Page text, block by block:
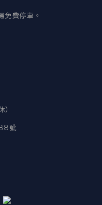
免費停車。
號